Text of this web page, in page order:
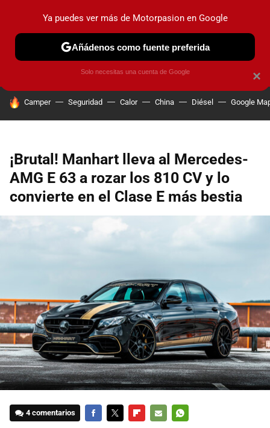
PRUEBAS COCHES ELÉCTRICOS OBSERVATORIO
HOY SE HABLA DE
Camper Seguridad Calor China Diésel Google
¡Brutal! Manhart lleva al Mercedes-
AMG E 63 a rozar los 810 CV y lo
convierte en el Clase E más bestia
4 comentarios
×
Ya puedes ver más de Motorpasion en Google
Añádenos como fuente preferida
Solo necesitas una cuenta de Google